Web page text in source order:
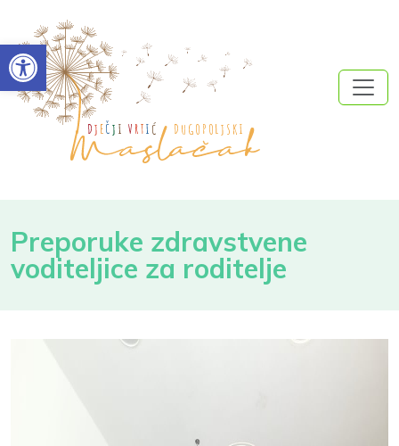
Preporuke zdravstvene
voditeljice za roditelje
Open toolbar